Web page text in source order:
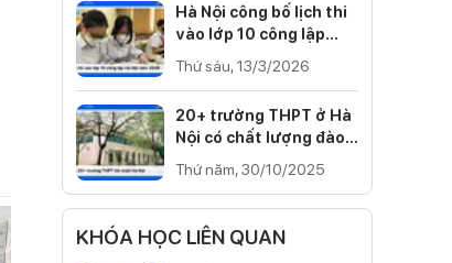
Hà Nội công bố lịch thi
vào lớp 10 công lập
năm 2026
Thứ sáu, 13/3/2026
20+ trường THPT ở Hà
Nội có chất lượng đào
tạo tốt nhất 2025
Thứ năm, 30/10/2025
KHÓA HỌC LIÊN QUAN